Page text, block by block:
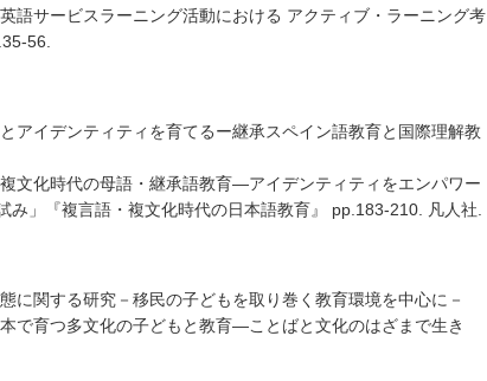
サービスラーニング活動における アクティブ・ラーニング考
56.
アイデンティティを育てるー継承スペイン語教育と国際理解教
文化時代の母語・継承語教育―アイデンティティをエンパワー
み」『複言語・複文化時代の日本語教育』 pp.183-210. 凡人社.
に関する研究－移民の子どもを取り巻く教育環境を中心に－
で育つ多文化の子どもと教育―ことばと文化のはざまで生き